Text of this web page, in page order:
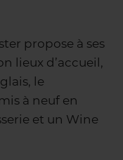
propose à ses
lieux d’accueil,
le
à neuf en
et un Wine